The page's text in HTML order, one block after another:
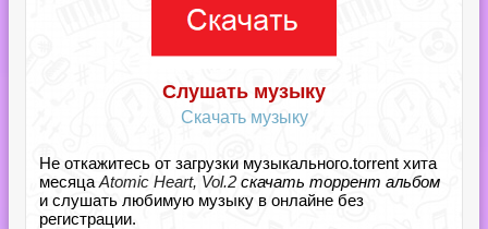
Слушать музыку
Скачать музыку
Не откажитесь от загрузки музыкального.torrent хита
месяца Atomic Heart, Vol.2 скачать торрент альбом
и слушать любимую музыку в онлайне без
регистрации.